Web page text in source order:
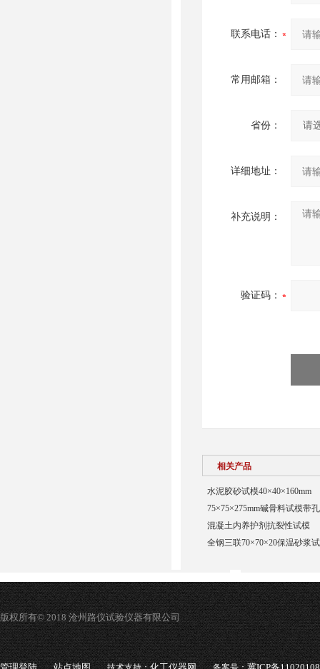
联系电话：
常用邮箱：
省份：
详细地址：
补充说明：
验证码：
相关产品
水泥胶砂试模40×40×160mm
75×75×275mm碱骨料试模带孔
混凝土内养护剂抗裂性试模
全钢三联70×70×20保温砂浆
版权所有© 2018 沧州路仪试验仪器有限公司